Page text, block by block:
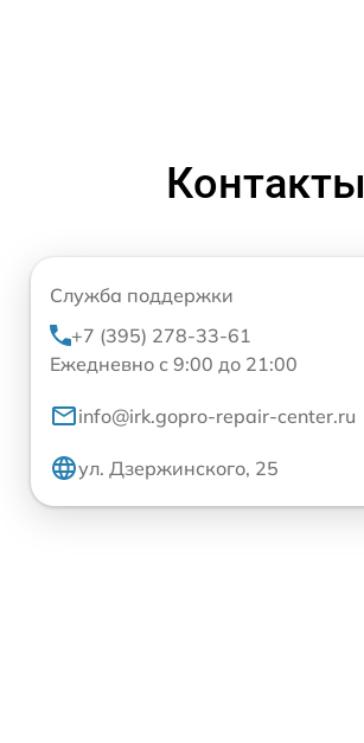
Контакты
Служба поддержки
+7 (395) 278-33-61
Ежедневно с 9:00 до 21:00
info@irk.gopro-repair-center.ru
ул. Дзержинского, 25